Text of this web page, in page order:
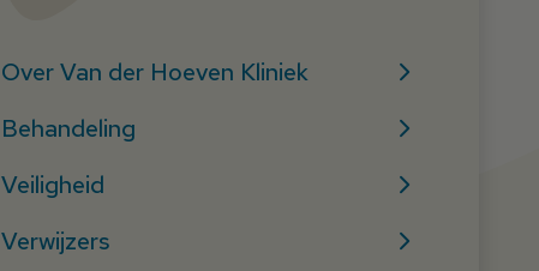
Over Van der Hoeven Kliniek
Behandeling
Veiligheid
Verwijzers